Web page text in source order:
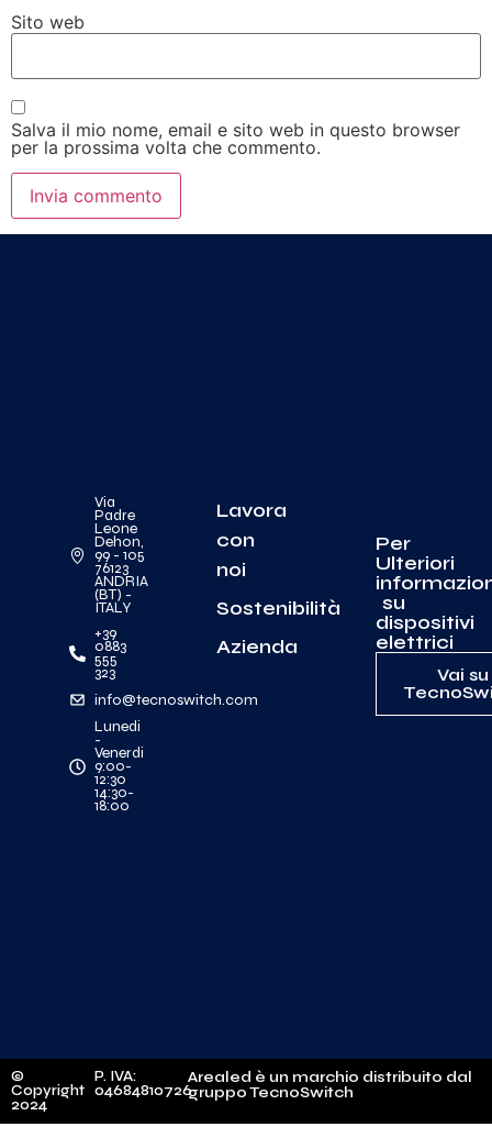
Sito web
Salva il mio nome, email e sito web in questo browser
per la prossima volta che commento.
Via
Padre
Leone
Dehon,
99 - 105
76123
ANDRIA
(BT) -
ITALY
+39
0883
555
323
info@tecnoswitch.com
Lunedi
-
Venerdi
9:00-
12:30
14:30-
18:00
Lavora
con
noi
Sostenibilità
Azienda
Per
Ulteriori
su
dispositivi
elettrici
Vai su
©
Copyright
2024
P. IVA:
04684810726
Arealed è un marchio distribuito dal
gruppo TecnoSwitch